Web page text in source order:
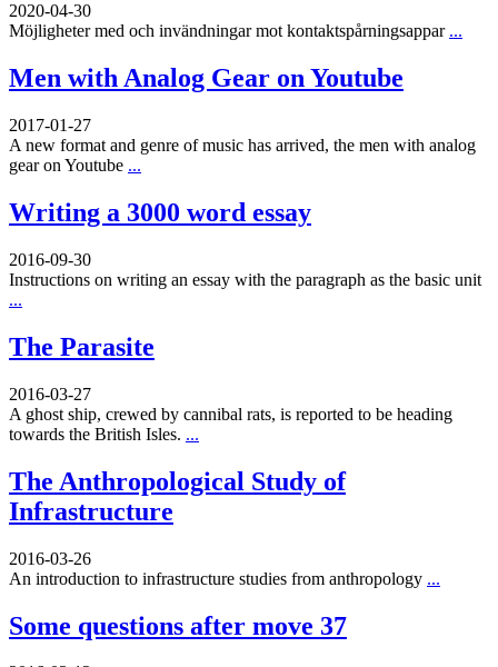
2020-04-30
Möjligheter med och invändningar mot kontaktspårningsappar ...
Men with Analog Gear on Youtube
2017-01-27
A new format and genre of music has arrived, the men with analog
gear on Youtube ...
Writing a 3000 word essay
2016-09-30
Instructions on writing an essay with the paragraph as the basic unit
...
The Parasite
2016-03-27
A ghost ship, crewed by cannibal rats, is reported to be heading
towards the British Isles. ...
The Anthropological Study of
Infrastructure
2016-03-26
An introduction to infrastructure studies from anthropology ...
Some questions after move 37